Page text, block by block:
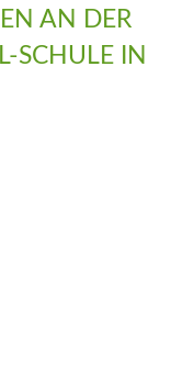
AN DER
SCHULE IN